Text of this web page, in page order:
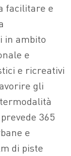
facilitare e
in ambito
e
e ricreativi
gli
365
e
di piste